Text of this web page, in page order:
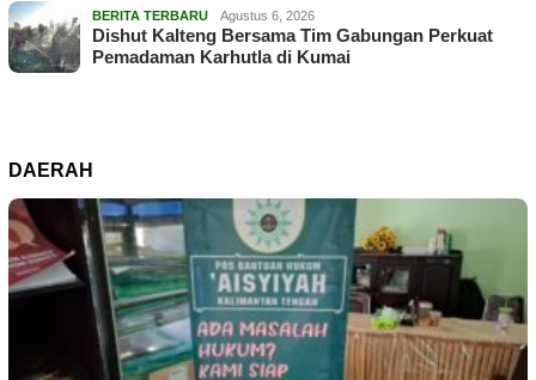
BERITA TERBARU Agustus 6, 2026
Dishut Kalteng Bersama Tim Gabungan Perkuat
Pemadaman Karhutla di Kumai
DAERAH